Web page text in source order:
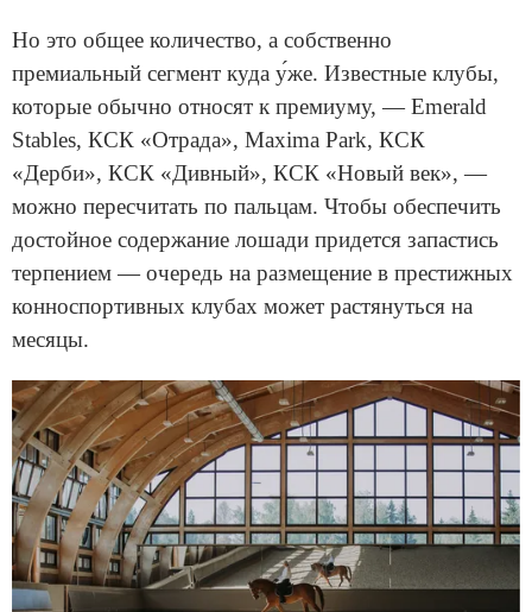
Но это общее количество, а собственно
премиальный сегмент куда у́же. Известные клубы,
которые обычно относят к премиуму, — Emerald
Stables, КСК «Отрада», Maxima Park, КСК
«Дерби», КСК «Дивный», КСК «Новый век», —
можно пересчитать по пальцам. Чтобы обеспечить
достойное содержание лошади придется запастись
терпением — очередь на размещение в престижных
конноспортивных клубах может растянуться на
месяцы.